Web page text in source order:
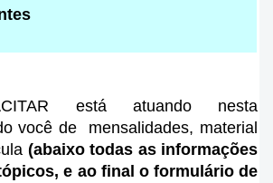
está atuando nesta
você de mensalidades, material
(abaixo todas as informações
e ao final o formulário de